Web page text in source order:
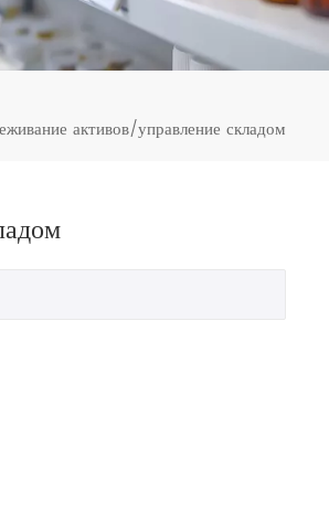
активов/управление складом